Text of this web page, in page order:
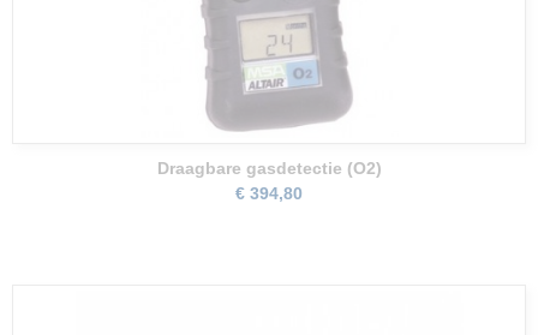
Draagbare gasdetectie (O2)
€ 394,80